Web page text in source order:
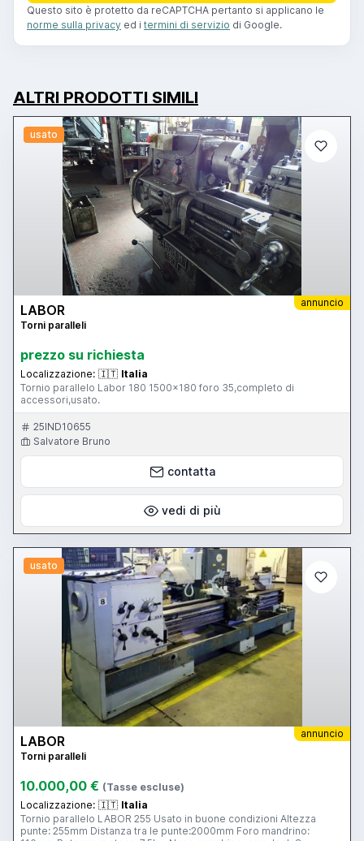
Questo sito è protetto da reCAPTCHA pertanto si applicano le
norme sulla privacy ed i termini di servizio di Google.
ALTRI PRODOTTI SIMILI
usato
annuncio
LABOR
Torni paralleli
prezzo su richiesta
Localizzazione: 🇮🇹 Italia
Tornio parallelo Labor 180 1500x180 foro 35,completo di
accessori,usato.
25IND10655
Salvatore Bruno
contatta
vedi di più
usato
annuncio
LABOR
Torni paralleli
10.000,00 € (Tasse escluse)
Localizzazione: 🇮🇹 Italia
Tornio parallelo LABOR 255 Usato in buone condizioni Altezza
punte: 255mm Distanza tra le punte:2000mm Foro mandrino: